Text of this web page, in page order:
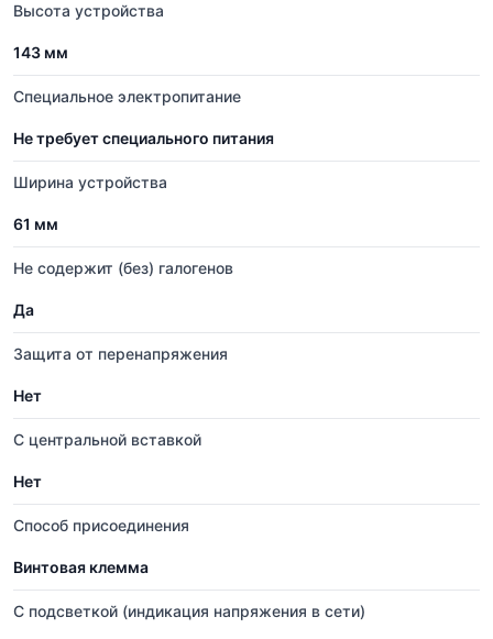
Высота устройства
143 мм
Cпециальное электропитание
Не требует специального питания
Ширина устройства
61 мм
Не содержит (без) галогенов
Да
Защита от перенапряжения
Нет
С центральной вставкой
Нет
Способ присоединения
Винтовая клемма
С подсветкой (индикация напряжения в сети)